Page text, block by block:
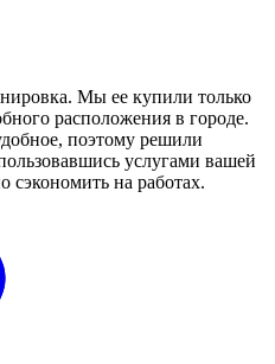
Мы ее купили только
расположения в городе.
поэтому решили
услугами вашей
сэкономить на работах.